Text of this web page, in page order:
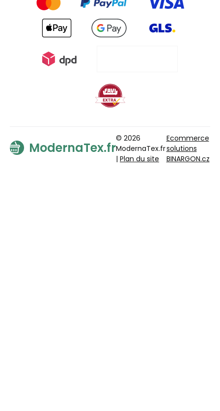
ModernaTex.fr
© 2026
ModernaTex.fr
| Plan du site
Ecommerce
solutions
BINARGON.cz